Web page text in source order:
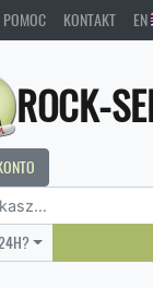
POMOC KONTAKT EN
ROCK-